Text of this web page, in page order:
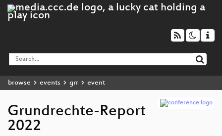
browse events grr event
Grundrechte-Report
2022